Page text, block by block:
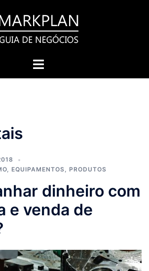
Toggle
, EQUIPAMENTOS, PRODUTOS
dinheiro com
e venda de